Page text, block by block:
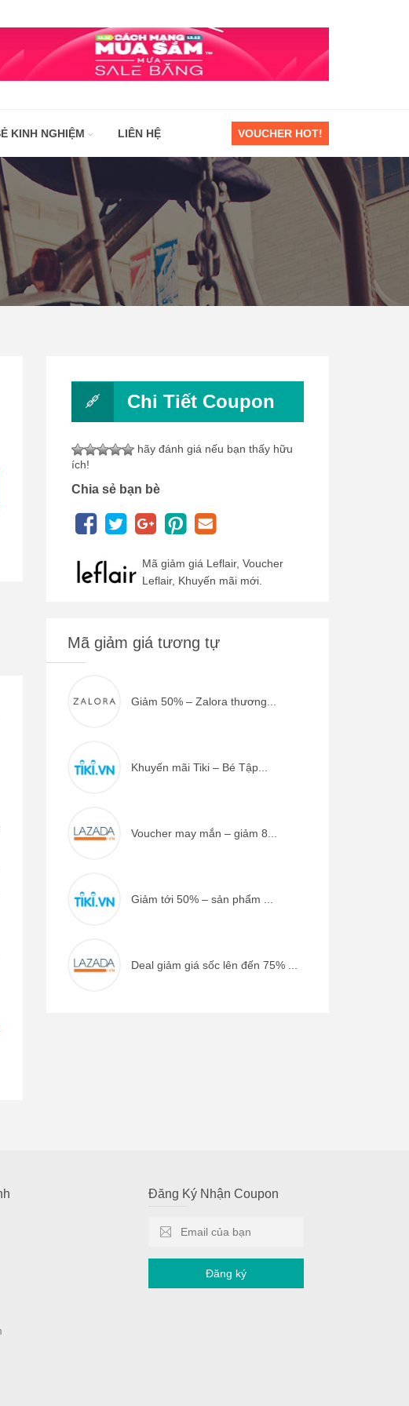
KINH NGHIỆM LIÊN HỆ VOUCHER HOT!
Chi Tiết Coupon
hãy đánh giá nếu bạn thấy hữu
ích!
Chia sẻ bạn bè
Mã giảm giá Leflair, Voucher
Leflair, Khuyến mãi mới.
Mã giảm giá tương tự
Giảm 50% – Zalora thương...
Khuyến mãi Tiki – Bé Tập...
Voucher may mắn – giảm 8...
Giảm tới 50% – sản phẩm ...
Deal giảm giá sốc lên đến 75% ...
Đăng Ký Nhận Coupon
Đăng ký